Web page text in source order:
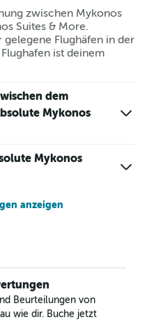
zwischen Mykonos
Suites & More.
Flughäfen in der
ist deinem
dem
Mykonos
Mykonos
anzeigen
Beurteilungen von
wie dir. Buche jetzt